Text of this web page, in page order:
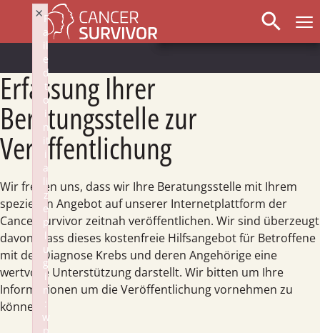
search
Erfassung Ihrer
Beratungsstelle zur
Veröffentlichung
Wir freuen uns, dass wir Ihre Beratungsstelle mit Ihrem
speziellen Angebot auf unserer Internetplattform der
CancerSurvivor zeitnah veröffentlichen. Wir sind überzeugt
davon, dass dieses kostenfreie Hilfsangebot für Betroffene
mit der Diagnose Krebs und deren Angehörige eine
wertvolle Unterstützung darstellt. Wir bitten um Ihre
Informationen um die Veröffentlichung vornehmen zu
können.
Schritt
von
F
a
il
e
d
t
o
i
n
it
i
a
li
z
e
p
l
u
g
i
n
:
w
×